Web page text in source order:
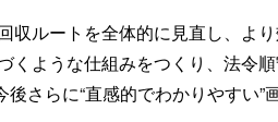
収ルートを全体的に見直し、よ
くような仕組みをつくり、法令
さらに“直感的でわかりやすい”